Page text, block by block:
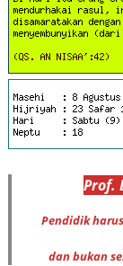
Prof.
Pendidik
dan bukan